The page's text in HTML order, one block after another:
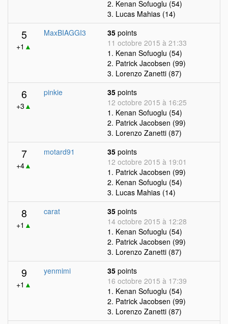
2. Kenan Sofuoglu (54)
3. Lucas Mahias (14)
5
+1 ▲
MaxBIAGGI3 35 points
11 octobre 2015 à 21:33
1. Kenan Sofuoglu (54)
2. Patrick Jacobsen (99)
3. Lorenzo Zanetti (87)
6
+3 ▲
pinkie 35 points
12 octobre 2015 à 16:25
1. Kenan Sofuoglu (54)
2. Patrick Jacobsen (99)
3. Lorenzo Zanetti (87)
7
+4▲
motard91 35 points
12 octobre 2015 à 19:01
1. Patrick Jacobsen (99)
2. Kenan Sofuoglu (54)
3. Lucas Mahias (14)
8
+1 ▲
carat 35 points
14 octobre 2015 à 12:28
1. Kenan Sofuoglu (54)
2. Patrick Jacobsen (99)
3. Lorenzo Zanetti (87)
9
+1 ▲
yenmimi 35 points
16 octobre 2015 à 17:39
1. Kenan Sofuoglu (54)
2. Patrick Jacobsen (99)
3. Lorenzo Zanetti (87)